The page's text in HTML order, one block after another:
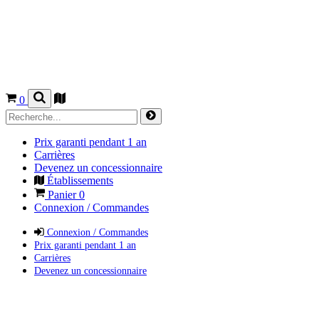
0
Prix garanti pendant 1 an
Carrières
Devenez un concessionnaire
Établissements
Panier0
Connexion / Commandes
Connexion / Commandes
Prix garanti pendant 1 an
Carrières
Devenez un concessionnaire